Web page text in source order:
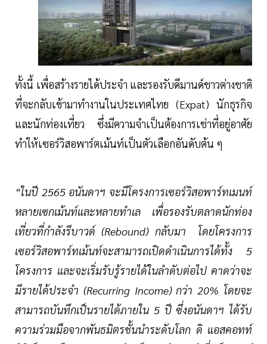
ทั้งนี้ เพื่อสร้างรายได้ประจำ และรองรับดีมานด์ชาวต่างชาติ
ที่จะกลับเข้ามาทำงานในประเทศไทย (Expat) นักธุรกิจ
และนักท่องเที่ยว ซึ่งมีความจำเป็นต้องการเช่าที่อยู่อาศัย
ทำให้เซอร์วิสอพาร์ตเม้นท์เป็นตัวเลือกอันดับต้น ๆ
“ในปี 2565 อนันดาฯ จะมีโครงการเซอร์วิสอพาร์ทเมนท์
หลายเซกเม้นท์และหลายทำเล เพื่อรองรับตลาดนักท่อง
เที่ยวที่กำลังรีบาวด์ (Rebound) กลับมา โดยโครงการ
เซอร์วิสอพาร์ทเม้นท์จะสามารถเปิดดำเนินการได้ทั้ง 5
โครงการ และจะเริ่มรับรู้รายได้ในลำดับต่อไป คาดว่าจะ
มีรายได้ประจำ (Recurring Income) กว่า 20% โดยจะ
สามารถบันทึกเป็นรายได้ภายใน 5 ปี ซึ่งอนันดาฯ ได้รับ
ความร่วมมือจากพันธมิตรชั้นนำระดับโลก ดิ แอสคอทท์